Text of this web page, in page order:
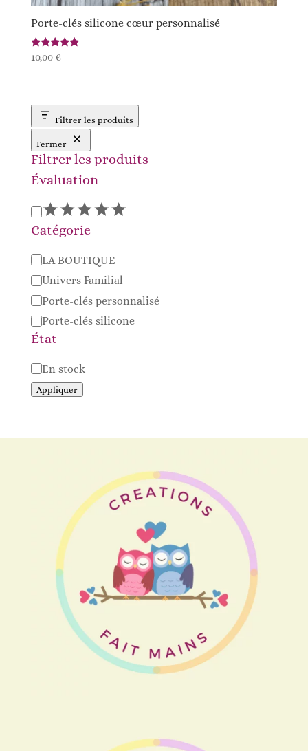
Porte-clés silicone cœur personnalisé
Note
5.00
10,00 €
Filtrer les produits
Fermer
Filtrer les produits
Évaluation
Évaluation
Catégorie
Catégorie
LA BOUTIQUE
Univers Familial
Porte-clés personnalisé
Porte-clés silicone
État
Disponibilité
En stock
Appliquer